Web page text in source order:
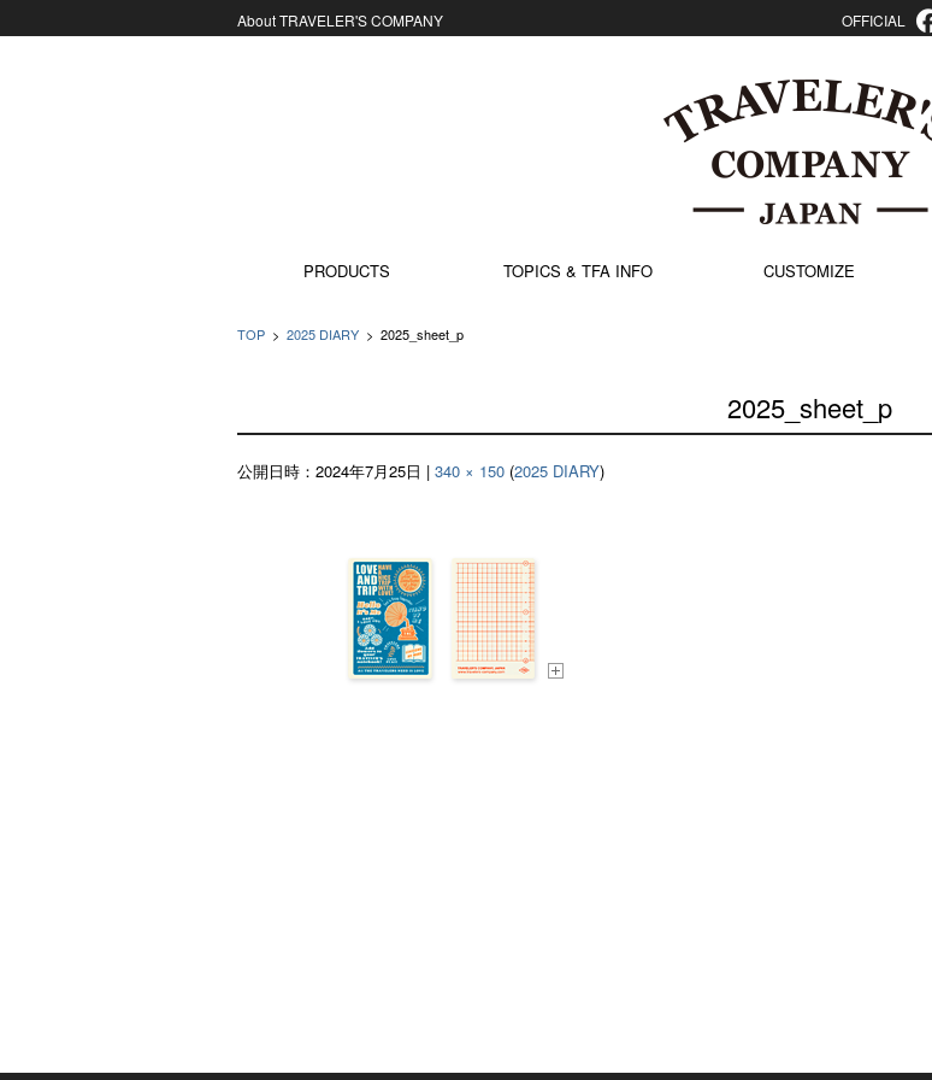
About TRAVELER'S COMPANY OFFICIAL
PRODUCTS
TOPICS & TFA INFO CUSTOMIZE
TOP > 2025 DIARY > 2025_sheet_p
2025_sheet_p
公開日時： 2024年7月25日 | 340 × 150 (2025 DIARY)